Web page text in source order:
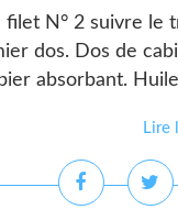
filet N° 2 suivre le
dos. Dos de
absorbant.
Lire